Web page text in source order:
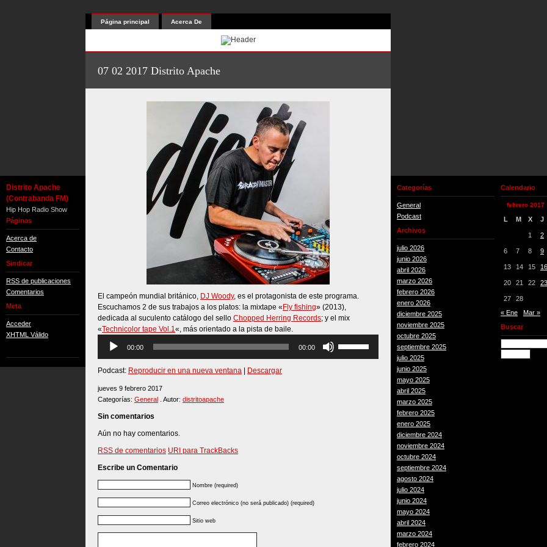
Distrito Apache
(Contrabanda FM)
Hip Hop Radio Show
Páginas
Acerca de
Contacto
Sindicar
RSS de publicaciones
Comentarios
Meta
Acceder
XHTML Válido
Página principal Acerca De
07 02 2017 Distrito Apache
El campeón mundial británico, DJ Woody, es el protagonista de este programa.
Escuchamos 2 de sus trabajos a los platos: la mixtape « Fly fishing» (2013),
dedicada al suculento catálogo del sello Chopped Herring Records; y el mix
«Technicolor tape Vol.1«, más orientado a la pista de baile.
Reproductor
audio
00:00 00:00
las
teclas
Podcast: Reproducir en una nueva ventana Descargar
jueves 9 febrero 2017
Categorías: General . Autor: distritoapache
Sin comentarios
Aún no hay comentarios.
RSS de comentarios URI para TrackBacks
Escribe un Comentario
Nombre (required)
Correo electrónico (no será publicado) (required)
Sitio web
Categorías
General
Podcast
Archivos
julio 2026
junio 2026
abril 2026
marzo 2026
febrero 2026
enero 2026
diciembre 2025
noviembre 2025
octubre 2025
septiembre 2025
julio 2025
junio 2025
mayo 2025
abril 2025
marzo 2025
febrero 2025
enero 2025
diciembre 2024
noviembre 2024
octubre 2024
septiembre 2024
agosto 2024
julio 2024
junio 2024
mayo 2024
abril 2024
marzo 2024
febrero 2024
Calendario
febrero 2017
L M X J
1 2
6 7 8 9
13 14 15 16
20 21 22 23
27
28
« Ene
Mar »
Buscar